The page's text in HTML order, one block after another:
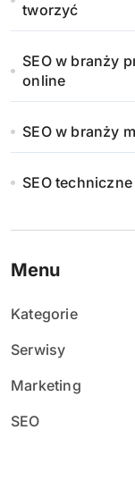
tworzyć
SEO w branży
online
SEO w branży
SEO
Menu
Kategorie
Serwisy
Marketing
SEO